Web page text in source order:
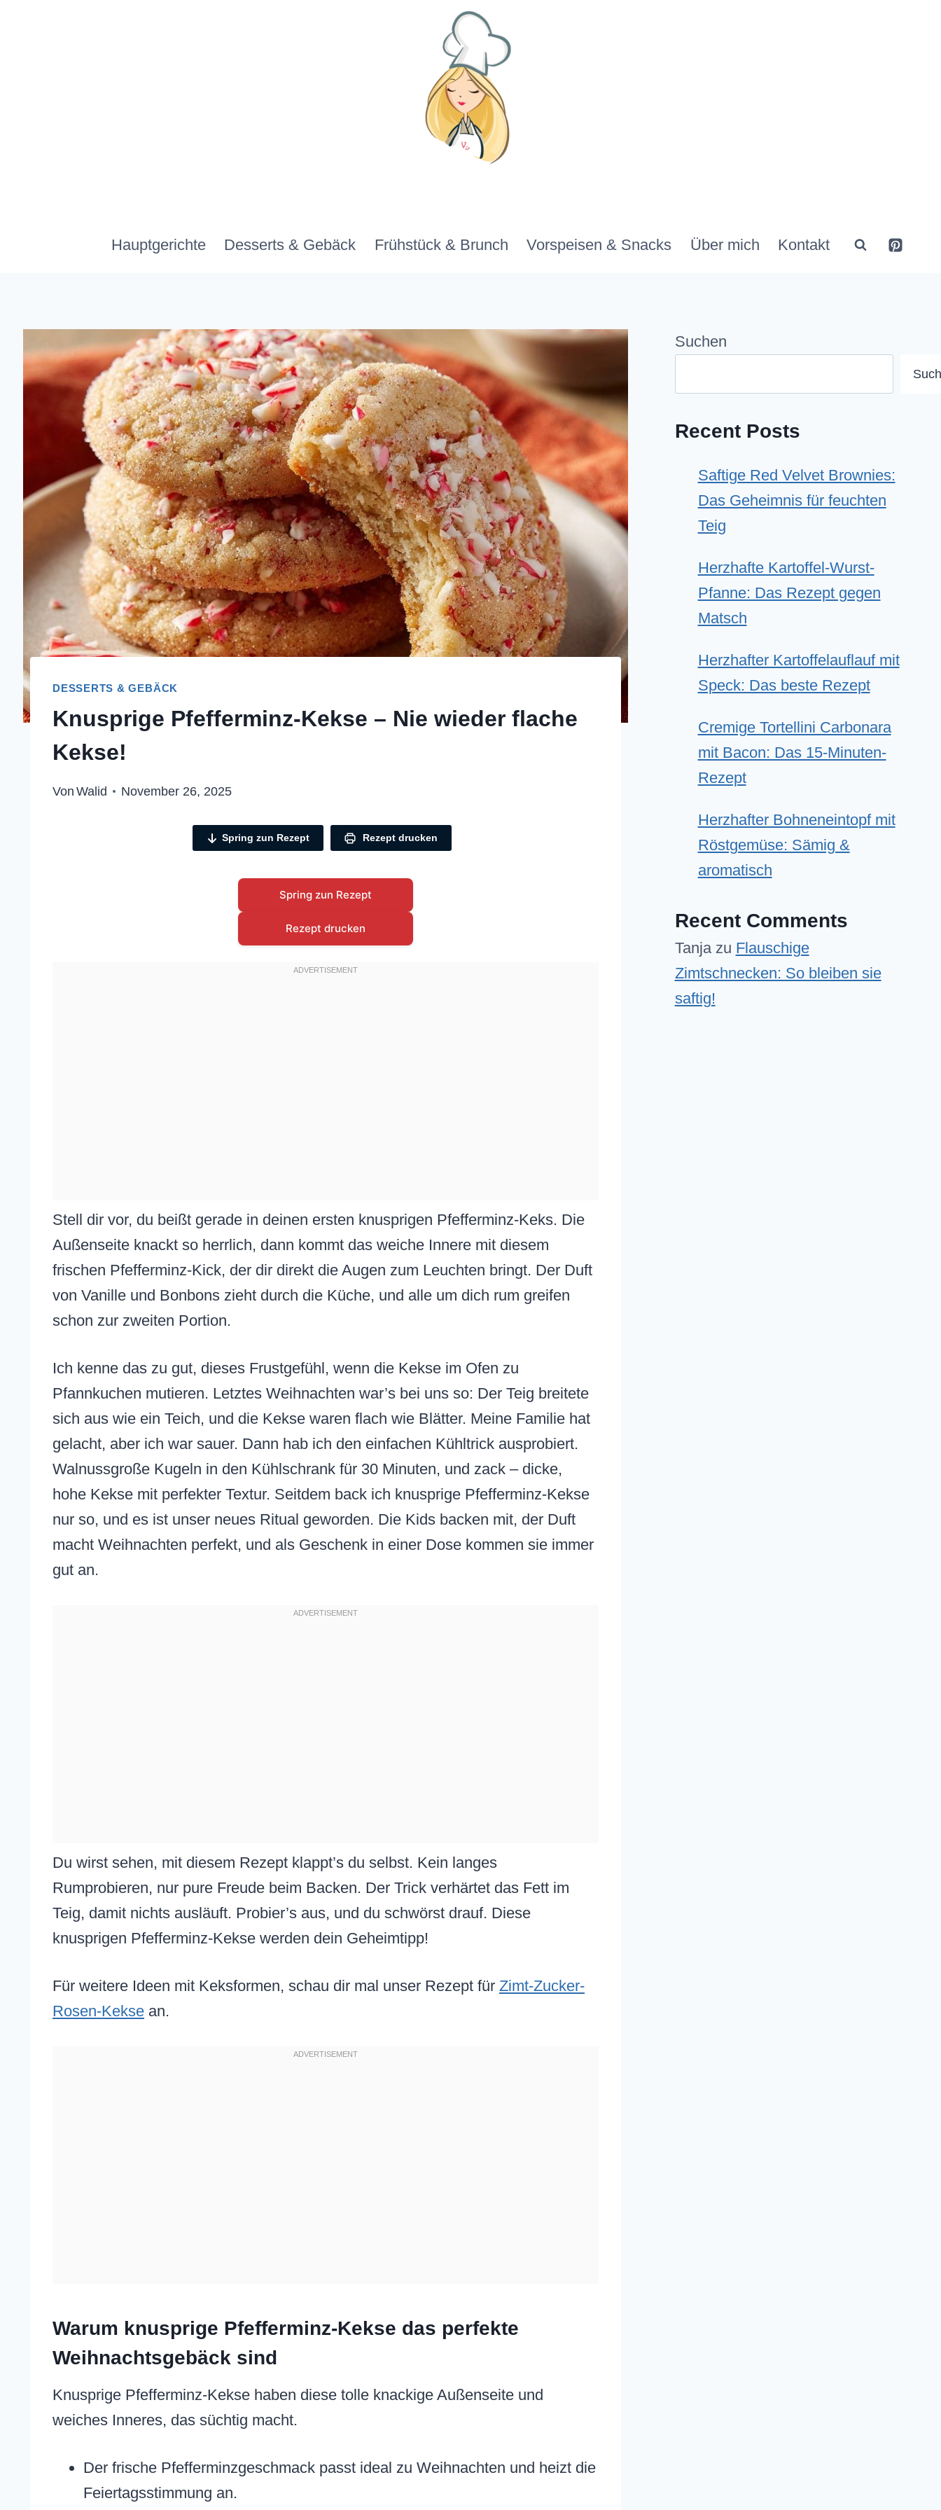
Hauptgerichte Desserts & Gebäck Frühstück & Brunch Vorspeisen & Snacks Über mich Kontakt
DESSERTS & GEBÄCK
Knusprige Pfefferminz-Kekse – Nie wieder flache
Kekse!
Von Walid November 26, 2025
Spring zun Rezept Rezept drucken
Spring zun Rezept
Rezept drucken
Stell dir vor, du beißt gerade in deinen ersten knusprigen Pfefferminz-Keks. Die
Außenseite knackt so herrlich, dann kommt das weiche Innere mit diesem
frischen Pfefferminz-Kick, der dir direkt die Augen zum Leuchten bringt. Der Duft
von Vanille und Bonbons zieht durch die Küche, und alle um dich rum greifen
schon zur zweiten Portion.
Ich kenne das zu gut, dieses Frustgefühl, wenn die Kekse im Ofen zu
Pfannkuchen mutieren. Letztes Weihnachten war’s bei uns so: Der Teig breitete
sich aus wie ein Teich, und die Kekse waren flach wie Blätter. Meine Familie hat
gelacht, aber ich war sauer. Dann hab ich den einfachen Kühltrick ausprobiert.
Walnussgroße Kugeln in den Kühlschrank für 30 Minuten, und zack – dicke,
hohe Kekse mit perfekter Textur. Seitdem back ich knusprige Pfefferminz-Kekse
nur so, und es ist unser neues Ritual geworden. Die Kids backen mit, der Duft
macht Weihnachten perfekt, und als Geschenk in einer Dose kommen sie immer
gut an.
Du wirst sehen, mit diesem Rezept klappt’s du selbst. Kein langes
Rumprobieren, nur pure Freude beim Backen. Der Trick verhärtet das Fett im
Teig, damit nichts ausläuft. Probier’s aus, und du schwörst drauf. Diese
knusprigen Pfefferminz-Kekse werden dein Geheimtipp!
Für weitere Ideen mit Keksformen, schau dir mal unser Rezept für Zimt-Zucker-
Rosen-Kekse an.
Warum knusprige Pfefferminz-Kekse das perfekte
Weihnachtsgebäck sind
Knusprige Pfefferminz-Kekse haben diese tolle knackige Außenseite und
weiches Inneres, das süchtig macht.
Der frische Pfefferminzgeschmack passt ideal zu Weihnachten und heizt die
Feiertagsstimmung an.
Suchen
Recent Posts
Saftige Red Velvet Brownies:
Das Geheimnis für feuchten
Teig
Herzhafte Kartoffel-Wurst-
Pfanne: Das Rezept gegen
Matsch
Herzhafter Kartoffelauflauf mit
Speck: Das beste Rezept
Cremige Tortellini Carbonara
mit Bacon: Das 15-Minuten-
Rezept
Herzhafter Bohneneintopf mit
Röstgemüse: Sämig &
aromatisch
Recent Comments
Tanjazu Flauschige
Zimtschnecken: So bleiben sie
saftig!